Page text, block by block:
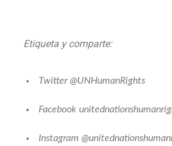
Etiqueta y comparte:
Twitter @UNHumanRights
Facebook
Instagram